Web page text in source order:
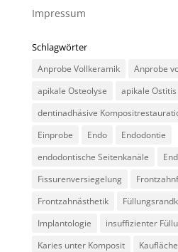
Impressum
Schlagwörter
Anprobe Vollkeramik
Anprobe
apikale Osteolyse
apikale Ostitis
dentinadhäsive
Einprobe
Endo
Endodontie
endodontische Seitenkanäle
Fissurenversiegelung
Frontzahnästhetik
Implantologie
insuffizienter
Karies unter Komposit